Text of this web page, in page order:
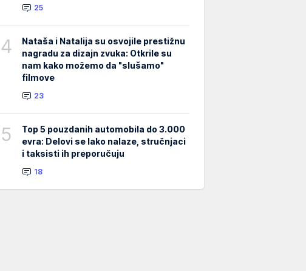
25
4
Nataša i Natalija su osvojile prestižnu
nagradu za dizajn zvuka: Otkrile su
nam kako možemo da "slušamo"
filmove
23
5
Top 5 pouzdanih automobila do 3.000
evra: Delovi se lako nalaze, stručnjaci
i taksisti ih preporučuju
18